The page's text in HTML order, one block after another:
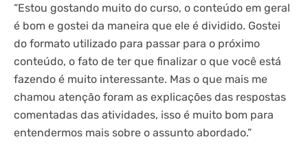
“Estou gostando muito do curso, o conteúdo em geral
é bom e gostei da maneira que ele é dividido. Gostei
do formato utilizado para passar para o próximo
conteúdo, o fato de ter que finalizar o que você está
fazendo é muito interessante. Mas o que mais me
chamou atenção foram as explicações das respostas
comentadas das atividades, isso é muito bom para
entendermos mais sobre o assunto abordado.”